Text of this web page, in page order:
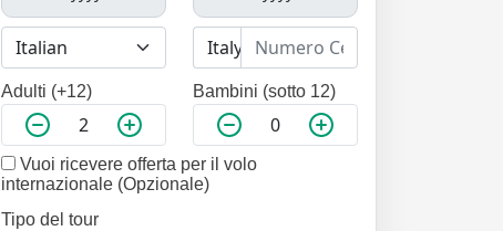
Adulti (+12) Bambini (sotto 12)
Vuoi ricevere offerta per il volo
internazionale (Opzionale)
Tipo del tour